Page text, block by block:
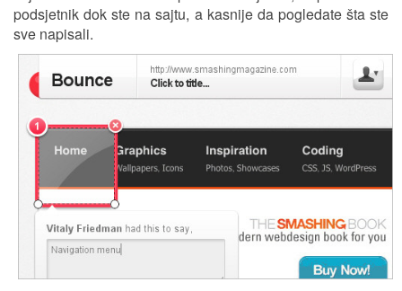
podsjetnik dok ste na sajtu, a kasnije da pogledate šta ste
sve napisali.